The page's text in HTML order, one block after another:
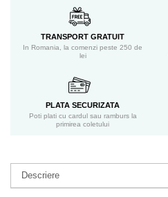
TRANSPORT GRATUIT
In Romania, la comenzi peste 250 de
lei
PLATA SECURIZATA
Poti plati cu cardul sau ramburs la
primirea coletului
Descriere